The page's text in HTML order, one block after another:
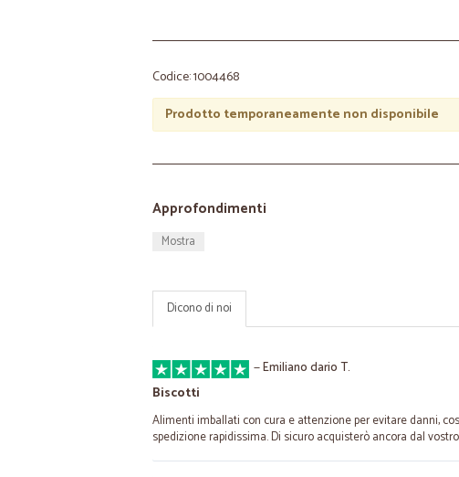
Codice: 1004468
Prodotto temporaneamente non disponibile
Approfondimenti
Mostra
Dicono di noi
—Emiliano dario T.
Biscotti
Alimenti imballati con cura e attenzione per evitare danni,
spedizione rapidissima. Di sicuro acquisterò ancora dal